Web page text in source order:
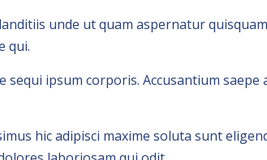
unde ut quam aspernatur
qui.
ipsum corporis. Accusantium saepe
hic adipisci maxime soluta sunt